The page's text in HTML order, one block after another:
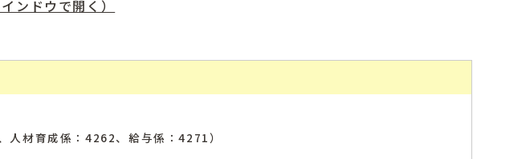
インドウで開く）
材育成係：4262、給与係：4271）